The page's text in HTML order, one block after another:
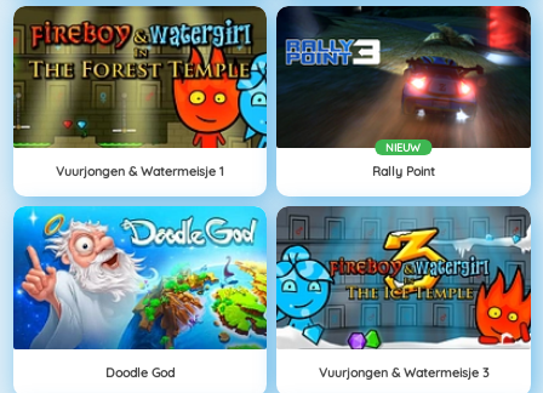
Vuurjongen & Watermeisje 1
NIEUW
Rally Point
Doodle God Vuurjongen & Watermeisje 3